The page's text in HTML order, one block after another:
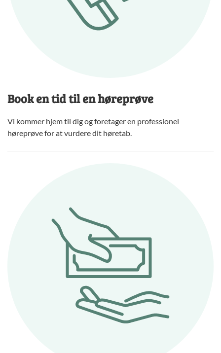
Book en tid til en høreprøve
Vi kommer hjem til dig og foretager en professionel
høreprøve for at vurdere dit høretab.